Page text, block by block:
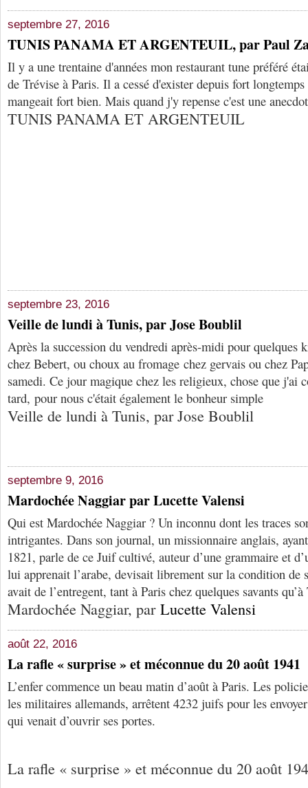
septembre 27, 2016
TUNIS PANAMA ET ARGENTEUIL, par Paul
Il y a une trentaine d'années mon restaurant tune préféré
de Trévise à Paris. Il a cessé d'exister depuis fort
mangeait fort bien. Mais quand j'y repense c'est une
TUNIS PANAMA ET ARGENTEUIL
septembre 23, 2016
Veille de lundi à Tunis, par Jose Boublil
Après la succession du vendredi après-midi pour quelques
chez Bebert, ou choux au fromage chez gervais ou chez
samedi. Ce jour magique chez les religieux, chose que j'ai
tard, pour nous c'était également le bonheur simple
Veille de lundi à Tunis, par Jose Boublil
septembre 9, 2016
Mardochée Naggiar par Lucette Valensi
Qui est Mardochée Naggiar ? Un inconnu dont les traces
intrigantes. Dans son journal, un missionnaire anglais,
1821, parle de ce Juif cultivé, auteur d’une grammaire et
lui apprenait l’arabe, devisait librement sur la condition de
avait de l’entregent, tant à Paris chez quelques savants
Mardochée Naggiar, par Lucette Valensi
août 22, 2016
La rafle « surprise » et méconnue du 20 août 1941
L’enfer commence un beau matin d’août à Paris. Les
les militaires allemands, arrêtent 4232 juifs pour les
qui venait d’ouvrir ses portes.
La rafle « surprise » et méconnue du 20 août